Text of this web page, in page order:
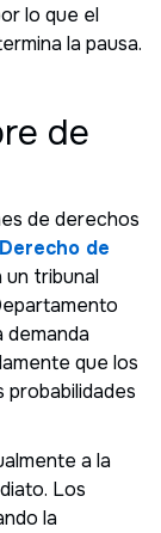
lo que el
la pausa.
de
de derechos
de
tribunal
demanda
que los
probabilidades
a la
Los
la